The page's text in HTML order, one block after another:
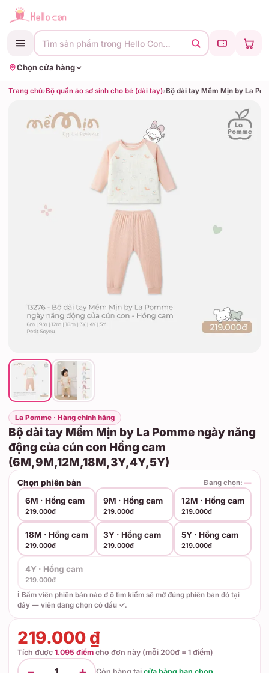
Tìm sản phẩm trong Hello Con…
Chọn cửa hàng
Trang chủ›Bộ quần áo sơ sinh cho bé (dài tay)›
La Pomme · Hàng chính hãng
Bộ dài tay Mềm Mịn by La Pomme ngày năng
động của cún con Hồng cam
(6M,9M,12M,18M,3Y,4Y,5Y)
Chọn phiên bản Đang chọn: —
6M · Hồng cam
219.000đ
9M · Hồng cam
219.000đ
12M · Hồng cam
219.000đ
18M · Hồng cam
219.000đ
3Y · Hồng cam
219.000đ
5Y · Hồng cam
219.000đ
4Y · Hồng cam
219.000đ
ℹ️ Bấm viên phiên bản nào ở ô tìm kiếm sẽ mở đúng phiên bản đó tại
đây — viên đang chọn có dấu ✓.
219.000 ₫
Tích được 1.095 điểm cho đơn này (mỗi 200đ = 1 điểm)